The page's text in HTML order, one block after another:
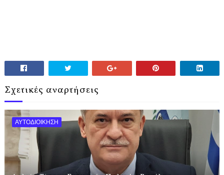
Σχετικές αναρτήσεις
ΑΥΤΟΔΙΟΙΚΗΣΗ